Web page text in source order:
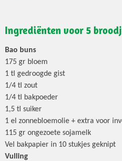
Ingrediënten voor 5
Bao buns
175 gr bloem
1 tl gedroogde gist
1/4 tl zout
1/4 tl bakpoeder
1,5 tl suiker
1 el zonnebloemolie + extra voor
115 gr ongezoete sojamelk
Vel bakpapier in 10 stukjes geknipt
Vulling